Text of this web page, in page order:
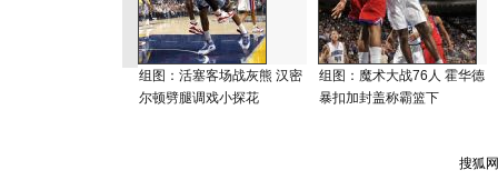
组图：活塞客场战灰熊 汉密
尔顿劈腿调戏小探花
组图：魔术大战76人 霍华德
暴扣加封盖称霸篮下